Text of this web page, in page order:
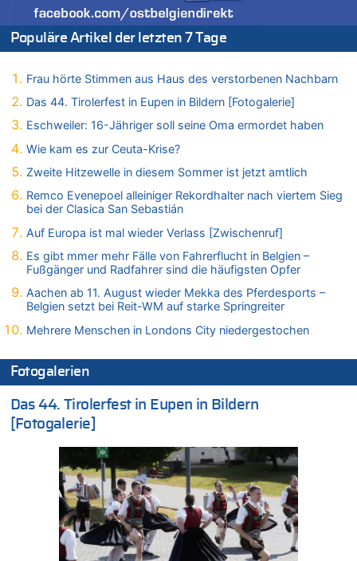
07.08.2026 - 13:01 von Experten? zu
In Belgien missachten zwei von drei Autofahrern das
Tempolimit in 30er-Zonen – Untersuchung von Vias
Zweite Hitzewelle in diesem Sommer ist jetzt amtlich
07.08.2026 - 12:31 von Fassungslos zu
Tempolimit in 30er-Zonen – Untersuchung von Vias
07.08.2026 - 11:31 von Zuhörer zu
In Belgien missachten zwei von drei Autofahrern das
07.08.2026 - 11:23 von Dax zu
Tempolimit in 30er-Zonen – Untersuchung von Vias
07.08.2026 - 11:20 von JoKrings zu
In Belgien missachten zwei von drei Autofahrern das
Tempolimit in 30er-Zonen – Untersuchung von Vias
07.08.2026 - 11:15 von Dax zu
Wie kam es zur Ceuta-Krise?
Wasserstand des Rheins in NRW so niedrig wie noch nie
07.08.2026 - 10:29 von Soso zu
Aachen ab 11. August wieder Mekka des Pferdesports –
Belgien setzt bei Reit-WM auf starke Springreiter
In Belgien missachten zwei von drei Autofahrern das
Tempolimit in 30er-Zonen – Untersuchung von Vias
07.08.2026 - 10:05 von Ostbelgien Direkt zu
Soll Belgien Tempolimit auf Autobahnen erhöhen? – In
Tschechien ab 2024 maximal 150 km/h erlaubt
07.08.2026 - 10:05 von N. A. Klar zu
Populäre Artikel der letzten 7 Tage
Frau hörte Stimmen aus Haus des verstorbenen Nachbarn
Das 44. Tirolerfest in Eupen in Bildern [Fotogalerie]
Eschweiler: 16-Jähriger soll seine Oma ermordet haben
Wie kam es zur Ceuta-Krise?
Zweite Hitzewelle in diesem Sommer ist jetzt amtlich
Remco Evenepoel alleiniger Rekordhalter nach viertem Sieg
bei der Clasica San Sebastián
Auf Europa ist mal wieder Verlass [Zwischenruf]
Es gibt mmer mehr Fälle von Fahrerflucht in Belgien –
Fußgänger und Radfahrer sind die häufigsten Opfer
Aachen ab 11. August wieder Mekka des Pferdesports –
Belgien setzt bei Reit-WM auf starke Springreiter
Mehrere Menschen in Londons City niedergestochen
Fotogalerien
Das 44. Tirolerfest in Eupen in Bildern
[Fotogalerie]